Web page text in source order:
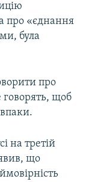
про «єднання
була
про
говорять, щоб
на третій
що